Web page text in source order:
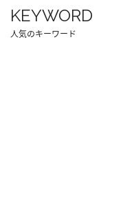
KEYWORD
人気のキーワード